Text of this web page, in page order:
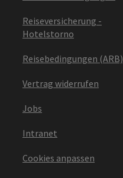
Reiseversicherung -
Hotelstorno
Reisebedingungen (ARB)
Vertrag widerrufen
Jobs
Intranet
Cookies anpassen